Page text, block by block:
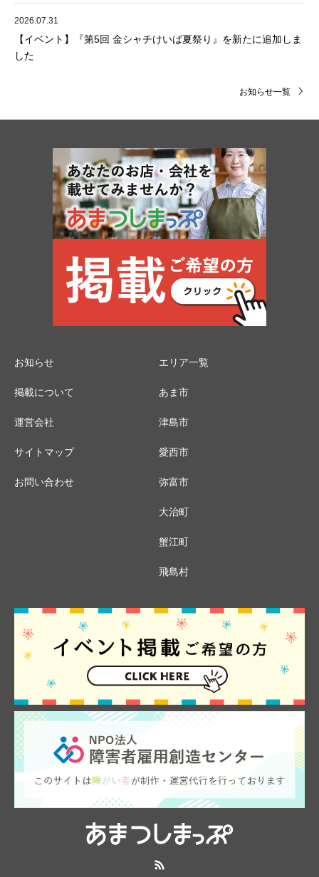
2026.07.31
【イベント】『第5回 金シャチけいば夏祭り』を新たに追加しま
した
お知らせ一覧
お知らせ
掲載について
運営会社
サイトマップ
お問い合わせ
エリア一覧
あま市
津島市
愛西市
弥富市
大治町
蟹江町
飛島村